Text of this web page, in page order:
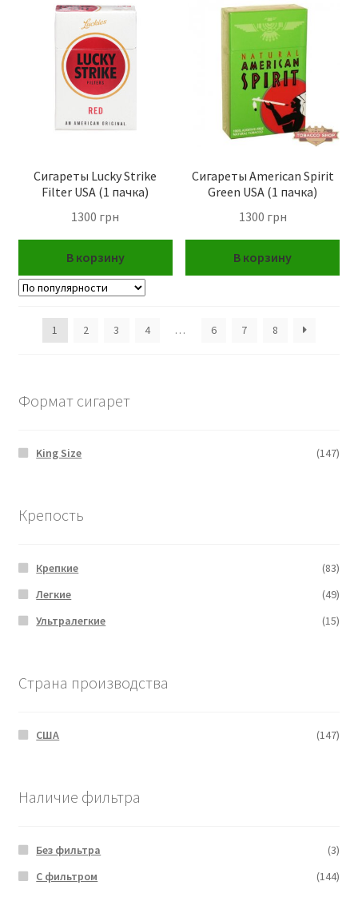
Сигареты Lucky Strike
Filter USA (1 пачка)
1300 грн
В корзину
Сигареты American Spirit
Green USA (1 пачка)
1300 грн
В корзину
1 2 3 4 … 6 7 8
Формат сигарет
King Size (147)
Крепость
Крепкие
(83)
Легкие
(49)
Ультралегкие
(15)
Страна производства
США (147)
Наличие фильтра
Без фильтра
(3)
С фильтром
(144)